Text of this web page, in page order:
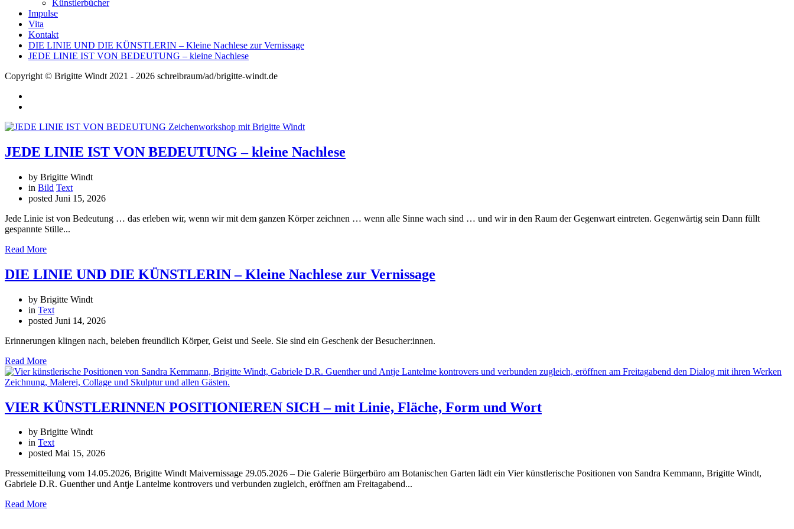
Künstlerbücher
Impulse
Vita
Kontakt
DIE LINIE UND DIE KÜNSTLERIN – Kleine Nachlese zur Vernissage
JEDE LINIE IST VON BEDEUTUNG – kleine Nachlese
Copyright © Brigitte Windt 2021 - 2026 schreibraum/ad/brigitte-windt.de
JEDE LINIE IST VON BEDEUTUNG – kleine Nachlese
by Brigitte Windt
in Bild Text
posted Juni 15, 2026
Jede Linie ist von Bedeutung … das erleben wir, wenn wir mit dem ganzen Körper zeichnen … wenn alle Sinne wach sind … und wir in den Raum der Gegenwart eintreten. Gegenwärtig sein Dann füllt
gespannte Stille...
Read More
DIE LINIE UND DIE KÜNSTLERIN – Kleine Nachlese zur Vernissage
by Brigitte Windt
in Text
posted Juni 14, 2026
Erinnerungen klingen nach, beleben freundlich Körper, Geist und Seele. Sie sind ein Geschenk der Besucher:innen.
Read More
VIER KÜNSTLERINNEN POSITIONIEREN SICH – mit Linie, Fläche, Form und Wort
by Brigitte Windt
in Text
posted Mai 15, 2026
Pressemitteilung vom 14.05.2026, Brigitte Windt Maivernissage 29.05.2026 – Die Galerie Bürgerbüro am Botanischen Garten lädt ein Vier künstlerische Positionen von Sandra Kemmann, Brigitte Windt,
Gabriele D.R. Guenther und Antje Lantelme kontrovers und verbunden zugleich, eröffnen am Freitagabend...
Read More